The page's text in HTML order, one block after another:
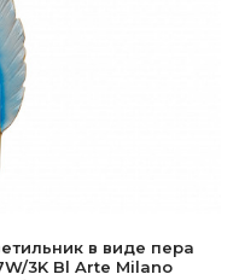
в виде пера
3K Bl Arte Milano